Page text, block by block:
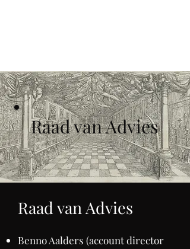
Raad van Advies
Raad van Advies​
Benno Aalders (account director